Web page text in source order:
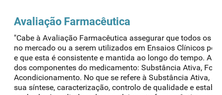
Avaliação Farmacêutica
"Cabe à Avaliação Farmacêutica assegurar que todos os
no mercado ou a serem utilizados em Ensaios Clínicos
e que esta é consistente e mantida ao longo do tempo. A
dos componentes do medicamento: Substância Ativa,
Acondicionamento. No que se refere à Substância Ativa, a
sua síntese, caracterização, controlo de qualidade e